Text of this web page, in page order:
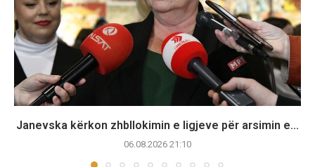
Janevska kërkon zhbllokimin e ligjeve për arsimin e...
06.08.2026 21:10